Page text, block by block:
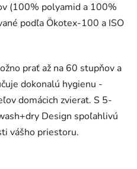
(100% polyamid a 100%
podľa Ökotex-100 a ISO
prať až na 60 stupňov a
dokonalú hygienu -
domácich zvierat. S 5-
Design spoľahlivú
vášho priestoru.